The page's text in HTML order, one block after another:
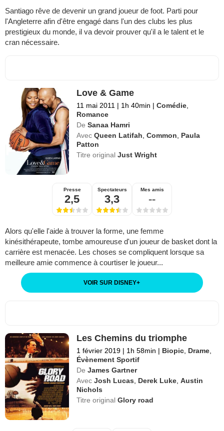
Santiago rêve de devenir un grand joueur de foot. Parti pour
l'Angleterre afin d'être engagé dans l'un des clubs les plus
prestigieux du monde, il va devoir prouver qu'il a le talent et le
cran nécessaire.
Love & Game
11 mai 2011 | 1h 40min | Comédie
Romance
De Sanaa Hamri
Avec Queen Latifah ,Common
Paula
Patton
Titre originalJust Wright
Presse
2,5
Spectateurs
3,3
Mes amis
--
Alors qu'elle l'aide à trouver la forme, une femme
kinésithérapeute, tombe amoureuse d'un joueur de basket dont la
carrière est menacée. Les choses se compliquent lorsque sa
meilleure amie commence à courtiser le joueur...
VOIR SUR DISNEY+
Les Chemins du triomphe
1 février 2019 | 1h 58min | Biopic Drame
Évènement Sportif
De James Gartner
Avec Josh Lucas Derek Luke ,Austin
Nichols
Titre originalGlory road